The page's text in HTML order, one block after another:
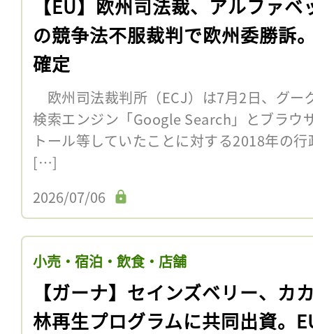
【EU】欧州司法裁、アルファベ
の競争法不服裁判で欧州委勝訴
確定
欧州司法裁判所（ECJ）は7月2日、グー
検索エンジン「Google Search」とブラウ
トール等していたことに対する2018年の
[…]
2026/07/06
小売・宿泊・飲食・店舗
【ガーナ】セインズベリー、カ
林再生プログラムに共同出資。